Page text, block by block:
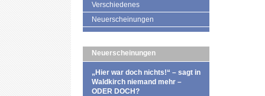
Verschiedenes
Neuerscheinungen
Neuerscheinungen
„Hier war doch nichts!“ – sagt in
Waldkirch niemand mehr –
ODER DOCH?